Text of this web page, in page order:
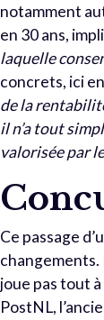
notamment
en 30 ans,
laquelle
concrets, ici
de la
il n’a tout
valorisée par
Ce passage
changements.
joue pas tout
PostNL,